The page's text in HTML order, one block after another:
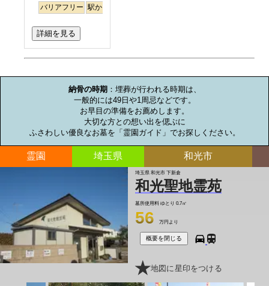
バリアフリー 駅から徒歩
詳細を見る
納骨の時期 ：埋葬が行われる時期は、
一般的には49日や1周忌などです。
お早目の準備をお薦めします。
大切な方との想い出を偲ぶに
ふさわしい優良なお墓を「霊園ガイド」でお探しください。
霊園 埼玉県 和光市
埼玉県 和光市 下新倉
和光聖地霊苑
墓所使用料 ゆとり 0.7㎡
56 万円より
概要を閉じる
地図に星印をつける